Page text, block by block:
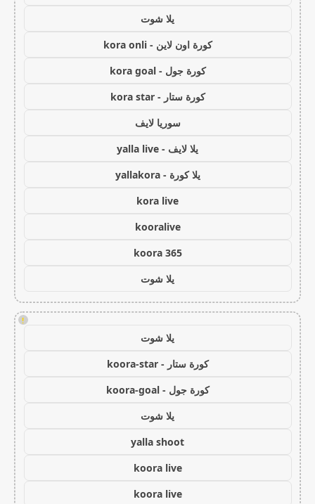
يلا شوت
كورة اون لاين - kora onli
كورة جول - kora goal
كورة ستار - kora star
سوريا لايف
يلا لايف - yalla live
يلا كورة - yallakora
kora live
kooralive
koora 365
يلا شوت
!
يلا شوت
كورة ستار - koora-star
كورة جول - koora-goal
يلا شوت
yalla shoot
koora live
koora live